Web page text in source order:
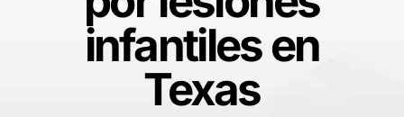
infantiles en
Texas